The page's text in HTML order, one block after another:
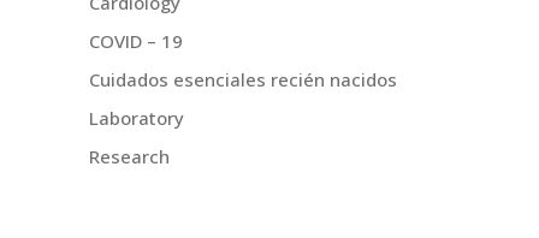
COVID – 19
Cuidados esenciales recién nacidos
Laboratory
Research